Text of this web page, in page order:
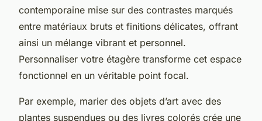
contemporaine mise sur des contrastes marqués
entre matériaux bruts et finitions délicates, offrant
ainsi un mélange vibrant et personnel.
Personnaliser votre étagère transforme cet espace
fonctionnel en un véritable point focal.
Par exemple, marier des objets d’art avec des
plantes suspendues ou des livres colorés crée une